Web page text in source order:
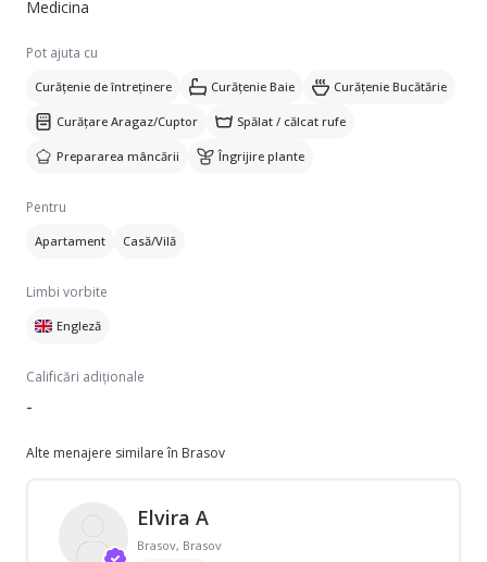
Medicina
Pot ajuta cu
Curățenie de întreținere Curățenie Baie Curățenie Bucătărie
Curățare Aragaz/Cuptor Spălat / călcat rufe
Prepararea mâncării Îngrijire plante
Pentru
Apartament Casă/Vilă
Limbi vorbite
Engleză
Calificări adiționale
-
Alte menajere similare în Brasov
Elvira A
Brasov, Brasov